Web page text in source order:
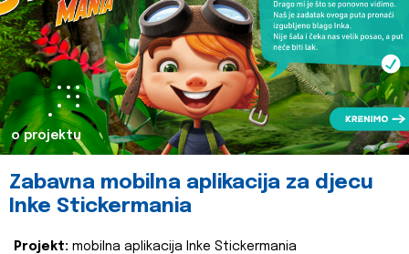
o projektu
Zabavna mobilna aplikacija za djecu
Inke Stickermania
Projekt: mobilna aplikacija Inke Stickermania